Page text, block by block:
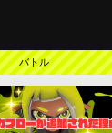
バトル